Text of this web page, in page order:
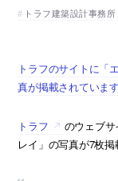
トラフ建築設計事務所
トラフのサイトに「
真が掲載されています
トラフ
のウェブ
レイ」の写真が7枚掲